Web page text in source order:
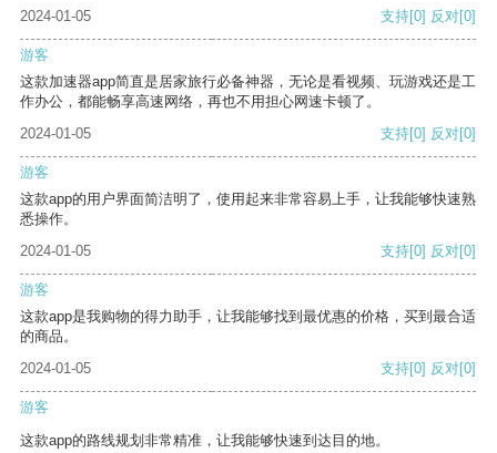
2024-01-05 支持[0] 反对[0]
游客
这款加速器app简直是居家旅行必备神器，无论是看视频、玩游戏还是工
作办公，都能畅享高速网络，再也不用担心网速卡顿了。
2024-01-05
支持[0] 反对[0]
游客
这款app的用户界面简洁明了，使用起来非常容易上手，让我能够快速熟
悉操作。
2024-01-05
支持[0] 反对[0]
游客
这款app是我购物的得力助手，让我能够找到最优惠的价格，买到最合适
的商品。
2024-01-05
支持[0] 反对[0]
游客
这款app的路线规划非常精准，让我能够快速到达目的地。